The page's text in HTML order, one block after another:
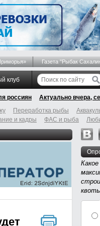
Газета "Рыбак
клуб
россиян
Актуально вчера,
Переработка рыбы
и кадры ФАС и рыба